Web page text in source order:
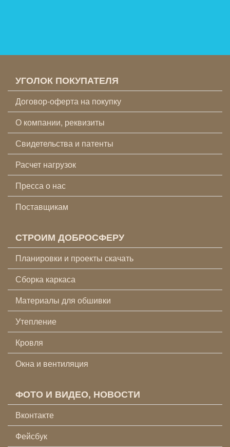
УГОЛОК ПОКУПАТЕЛЯ
Договор-оферта на покупку
О компании, реквизиты
Свидетельства и патенты
Расчет нагрузок
Пресса о нас
Поставщикам
СТРОИМ ДОБРОСФЕРУ
Планировки и проекты скачать
Сборка каркаса
Материалы для обшивки
Утепление
Кровля
Окна и вентиляция
ФОТО И ВИДЕО, НОВОСТИ
Вконтакте
Фейсбук